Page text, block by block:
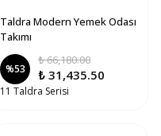
Taldra Modern Yemek Odası
Takımı
%53
₺ 66,180.00
₺ 31,435.50
11 Taldra Serisi